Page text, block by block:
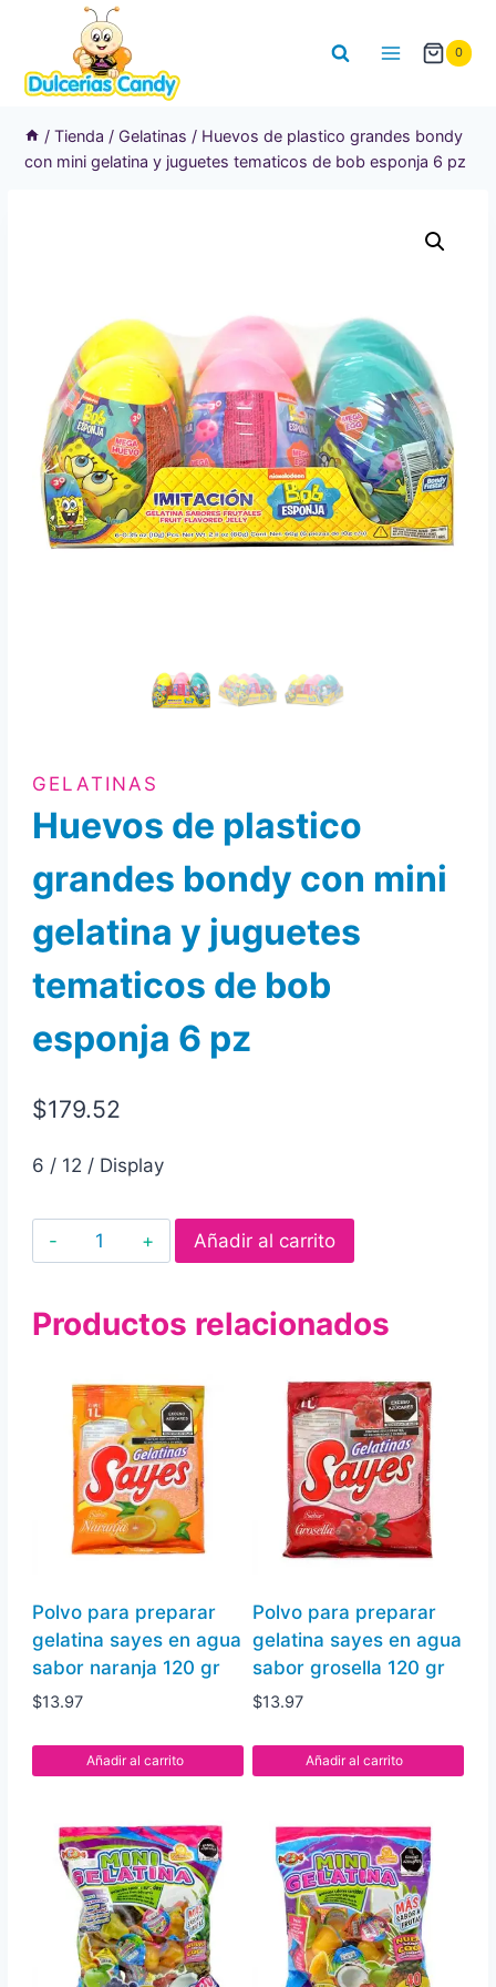
contenido
0
/ Tienda / Gelatinas / Huevos de plastico grandes bondy
con mini gelatina y juguetes tematicos de bob esponja 6 pz
GELATINAS
Huevos de plastico
grandes bondy con mini
gelatina y juguetes
tematicos de bob
esponja 6 pz
$179.52
6 / 12 / Display
Huevos
de
grandes
con
mini
gelatina
y
juguetes
tematicos
de
esponja
6
pz
cantidad
Añadir al carrito
Productos relacionados
Polvo para preparar
gelatina sayes en agua
sabor naranja 120 gr
$13.97
Añadir al carrito
Polvo para preparar
gelatina sayes en agua
sabor grosella 120 gr
$13.97
Añadir al carrito